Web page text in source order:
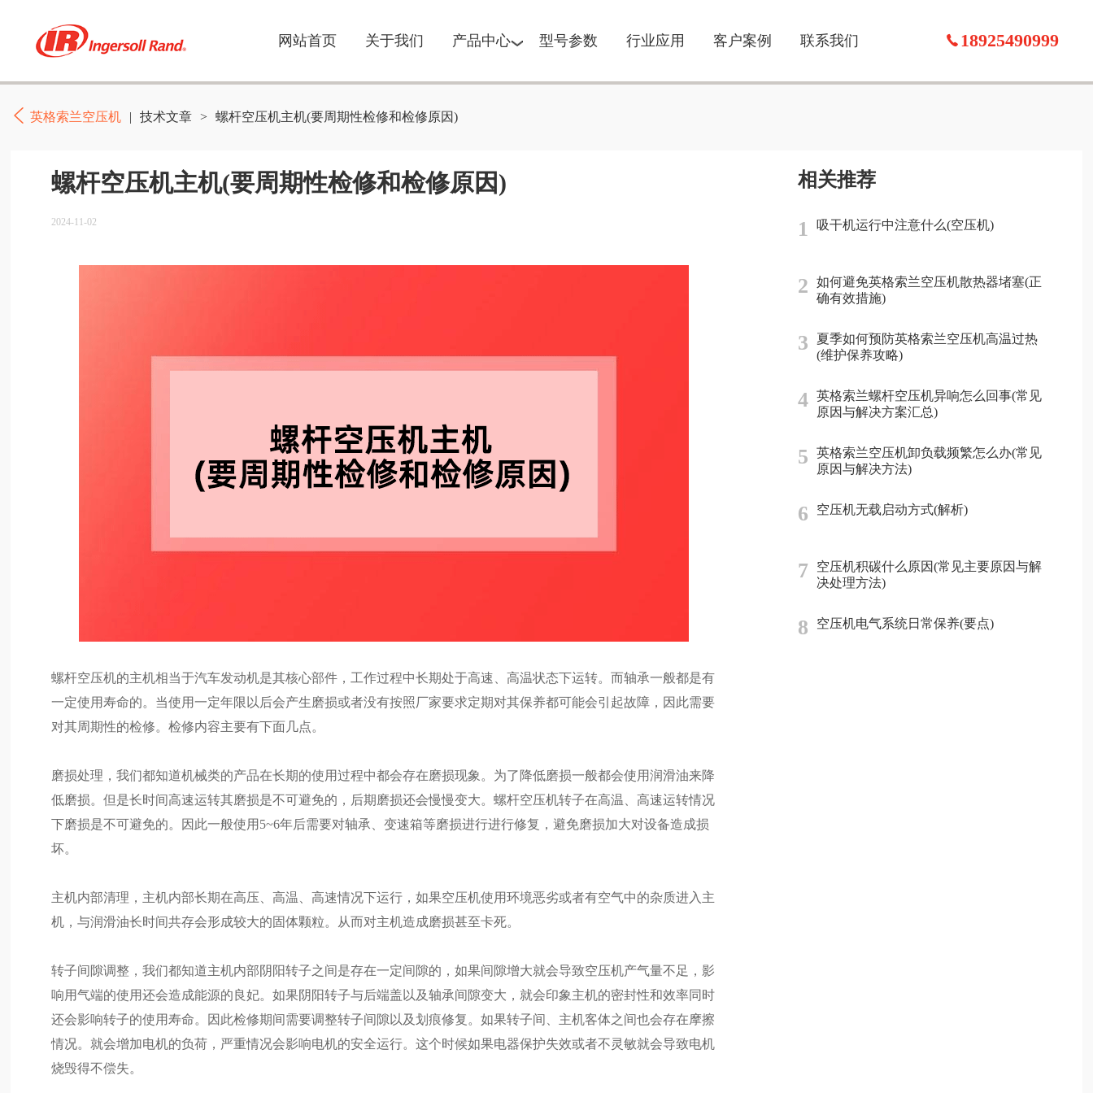
网站首页 关于我们 产品中心 型号参数 行业应用 客户案例 联系我们 18925490999
英格索兰空压机 | 技术文章 > 螺杆空压机主机(要周期性检修和检修原因)
螺杆空压机主机(要周期性检修和检修原因)
2024-11-02
螺杆空压机的主机相当于汽车发动机是其核心部件，工作过程中长期处于高速、高温状态下运转。而轴承一般都是有
一定使用寿命的。当使用一定年限以后会产生磨损或者没有按照厂家要求定期对其保养都可能会引起故障，因此需要
对其周期性的检修。检修内容主要有下面几点。
磨损处理，我们都知道机械类的产品在长期的使用过程中都会存在磨损现象。为了降低磨损一般都会使用润滑油来降
低磨损。但是长时间高速运转其磨损是不可避免的，后期磨损还会慢慢变大。螺杆空压机转子在高温、高速运转情况
下磨损是不可避免的。因此一般使用5~6年后需要对轴承、变速箱等磨损进行进行修复，避免磨损加大对设备造成损
坏。
主机内部清理，主机内部长期在高压、高温、高速情况下运行，如果空压机使用环境恶劣或者有空气中的杂质进入主
机，与润滑油长时间共存会形成较大的固体颗粒。从而对主机造成磨损甚至卡死。
转子间隙调整，我们都知道主机内部阴阳转子之间是存在一定间隙的，如果间隙增大就会导致空压机产气量不足，影
响用气端的使用还会造成能源的良妃。如果阴阳转子与后端盖以及轴承间隙变大，就会印象主机的密封性和效率同时
还会影响转子的使用寿命。因此检修期间需要调整转子间隙以及划痕修复。如果转子间、主机客体之间也会存在摩擦
情况。就会增加电机的负荷，严重情况会影响电机的安全运行。这个时候如果电器保护失效或者不灵敏就会导致电机
烧毁得不偿失。
相关推荐
1 吸干机运行中注意什么(空压机)
2
如何避免英格索兰空压机散热器堵塞(正
确有效措施)
3
夏季如何预防英格索兰空压机高温过热
(维护保养攻略)
4
英格索兰螺杆空压机异响怎么回事(常见
原因与解决方案汇总)
5
英格索兰空压机卸负载频繁怎么办(常见
原因与解决方法)
6 空压机无载启动方式(解析)
7
空压机积碳什么原因(常见主要原因与解
决处理方法)
8 空压机电气系统日常保养(要点)